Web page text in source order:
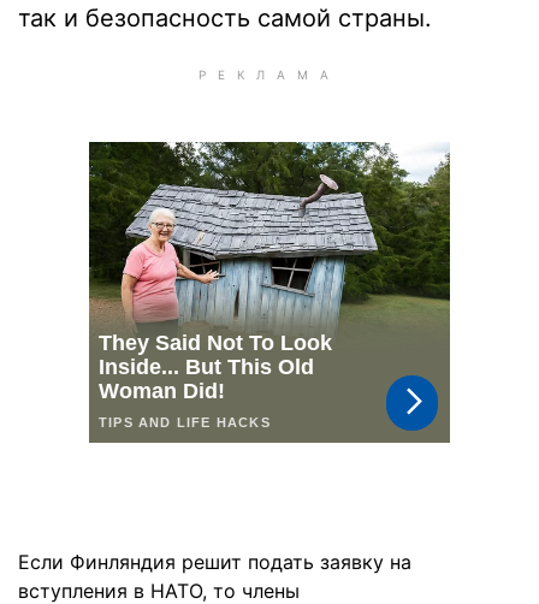
так и безопасность самой страны.
Если Финляндия решит подать заявку на
вступления в НАТО, то члены